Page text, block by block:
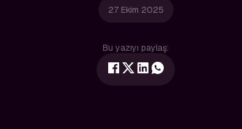
27 Ekim 2025
Bu yazıyı paylaş: